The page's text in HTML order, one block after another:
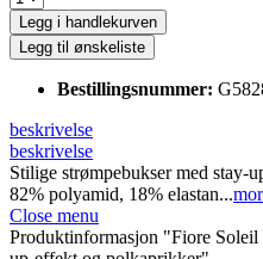
Legg i handlekurven
Legg til ønskeliste
Bestillingsnummer:
beskrivelse
beskrivelse
Stilige strømpebukser med stay-
82% polyamid, 18% elastan...
Close menu
Produktinformasjon "Fiore Soleil